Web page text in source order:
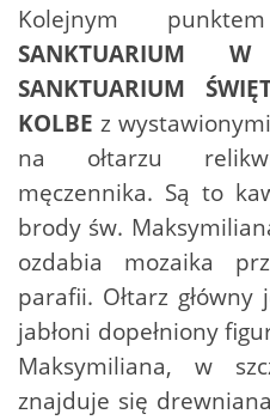
Kolejnym
SANKTUARIUM
SANKTUARIUM
KOLBE z
na ołtarzu
męczennika. Są to
brody św.
ozdabia mozaika
parafii. Ołtarz główny
jabłoni dopełniony
Maksymiliana, w
znajduje się